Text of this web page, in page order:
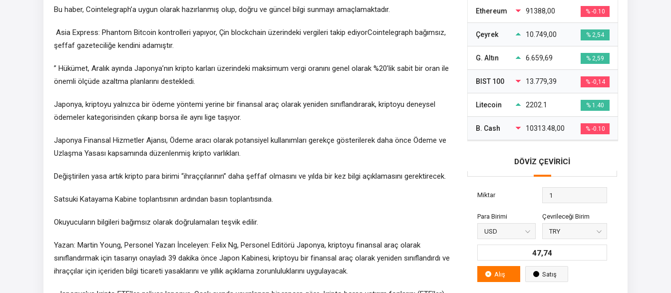
Bu haber, Cointelegraph’a uygun olarak hazırlanmış olup, doğru ve güncel bilgi sunmayı amaçlamaktadır.
Asia Express: Phantom Bitcoin kontrolleri yapıyor, Çin blockchain üzerindeki vergileri takip ediyorCointelegraph bağımsız,
şeffaf gazeteciliğe kendini adamıştır.
” Hükümet, Aralık ayında Japonya’nın kripto karları üzerindeki maksimum vergi oranını genel olarak %20’lik sabit bir oran ile
önemli ölçüde azaltma planlarını destekledi.
Japonya, kriptoyu yalnızca bir ödeme yöntemi yerine bir finansal araç olarak yeniden sınıflandırarak, kriptoyu deneysel
ödemeler kategorisinden çıkarıp borsa ile aynı lige taşıyor.
Japonya Finansal Hizmetler Ajansı, Ödeme aracı olarak potansiyel kullanımları gerekçe gösterilerek daha önce Ödeme ve
Uzlaşma Yasası kapsamında düzenlenmiş kripto varlıkları.
Değiştirilen yasa artık kripto para birimi “ihraççılarının” daha şeffaf olmasını ve yılda bir kez bilgi açıklamasını gerektirecek.
Satsuki Katayama Kabine toplantısının ardından basın toplantısında.
Okuyucuların bilgileri bağımsız olarak doğrulamaları teşvik edilir.
Yazan: Martin Young, Personel Yazarı İnceleyen: Felix Ng, Personel Editörü Japonya, kriptoyu finansal araç olarak
sınıflandırmak için tasarıyı onayladı 39 dakika önce Japon Kabinesi, kriptoyu bir finansal araç olarak yeniden sınıflandırdı ve
ihraççılar için içeriden bilgi ticareti yasaklarını ve yıllık açıklama zorunluluklarını uygulayacak.
Ethereum 91388,00 % -0.10
Çeyrek 10.749,00 % 2,54
G. Altın 6.659,69 % 2,59
BIST 100 13.779,39 % -0,14
Litecoin 2202.1 % 1.40
B. Cash 10313.48,00 % -0.10
DÖVİZ ÇEVİRİCİ
Miktar
Para Birimi Çevrileceği Birim
47,74
Alış Satış